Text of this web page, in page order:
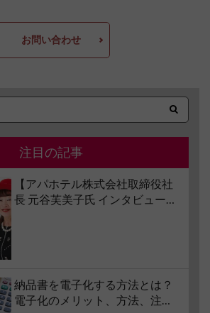
お問い合わせ
注目の記事
【アパホテル株式会社取締役社
長 元谷芙美子氏 インタビュー】
納品書を電子化する方法とは？
電子化のメリット、方法、注意